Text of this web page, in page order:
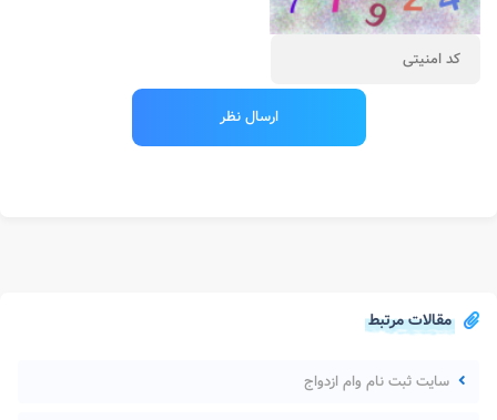
مقالات مرتبط
سایت ثبت نام وام ازدواج